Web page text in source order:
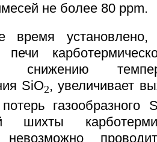
не более 80 ppm.
время установлено,
снижению
SiO2, увеличивает
шихты
невозможно